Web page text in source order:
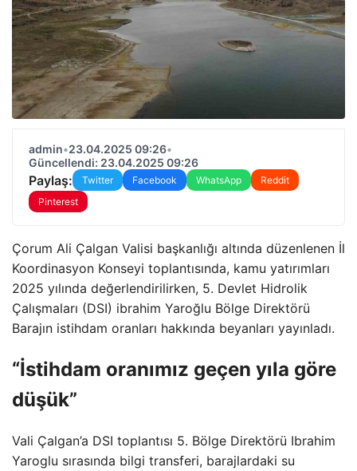
admin•23.04.2025 09:26•
Güncellendi: 23.04.2025 09:26
Paylaş: Twitter Facebook WhatsApp
Reddit
Pinterest
Çorum Ali Çalgan Valisi başkanlığı altında düzenlenen İl
Koordinasyon Konseyi toplantısında, kamu yatırımları
2025 yılında değerlendirilirken, 5. Devlet Hidrolik
Çalışmaları (DSI) ibrahim Yaroğlu Bölge Direktörü
Barajın istihdam oranları hakkında beyanları yayınladı.
“İstihdam oranımız geçen yıla göre
düşük”
Vali Çalgan’a DSI toplantısı 5. Bölge Direktörü Ibrahim
Yaroglu sırasında bilgi transferi, barajlardaki su